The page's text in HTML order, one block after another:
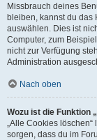
Missbrauch deines
bleiben, kannst du das
auswählen. Dies ist
Computer, zum
nicht zur Verfügung
Administration
Nach oben
Wozu ist die Funktion
„Alle Cookies
sorgen, dass du im